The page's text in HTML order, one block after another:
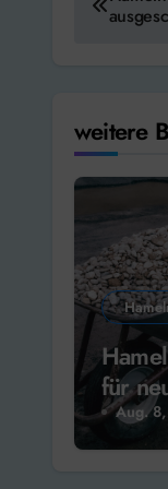
weitere
für
starten
Aug.